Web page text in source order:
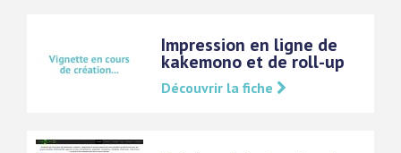
Impression en ligne de
kakemono et de roll-up
Découvrir la fiche